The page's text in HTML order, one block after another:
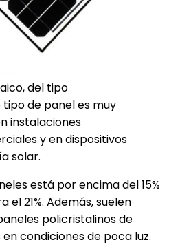
del tipo
de panel es muy
instalaciones
y en dispositivos
solar.
está por encima del 15%
el 21%. Además, suelen
policristalinos de
condiciones de poca luz.